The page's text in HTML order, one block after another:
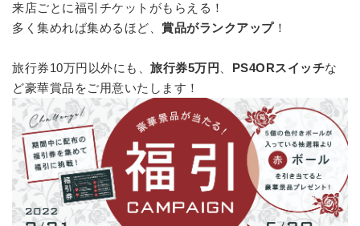
来店ごとに福引チケットがもらえる！
多く集めれば集めるほど、 賞品がランクアップ！
旅行券10万円以外にも、 旅行券5万円 PS4ORスイッチな
ど豪華賞品をご用意いたします！